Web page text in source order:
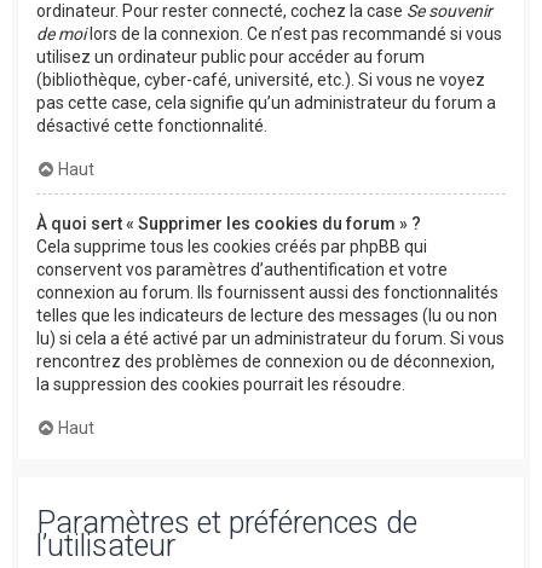
ordinateur. Pour rester connecté, cochez la case Se souvenir
de moilors de la connexion. Ce n’est pas recommandé si vous
utilisez un ordinateur public pour accéder au forum
(bibliothèque, cyber-café, université, etc.). Si vous ne voyez
pas cette case, cela signifie qu’un administrateur du forum a
désactivé cette fonctionnalité.
Haut
À quoi sert « Supprimer les cookies du forum » ?
Cela supprime tous les cookies créés par phpBB qui
conservent vos paramètres d’authentification et votre
connexion au forum. Ils fournissent aussi des fonctionnalités
telles que les indicateurs de lecture des messages (lu ou non
lu) si cela a été activé par un administrateur du forum. Si vous
rencontrez des problèmes de connexion ou de déconnexion,
la suppression des cookies pourrait les résoudre.
Haut
Paramètres et préférences de
l’utilisateur